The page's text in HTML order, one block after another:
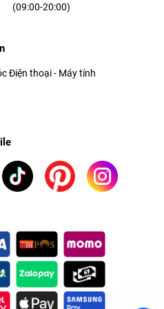
(09:00-20:00)
Điện thoại - Máy tính